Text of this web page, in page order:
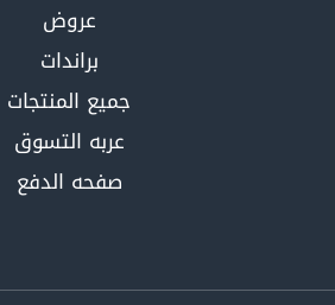
عروض
براندات
جميع المنتجات
عربه التسوق
صفحه الدفع